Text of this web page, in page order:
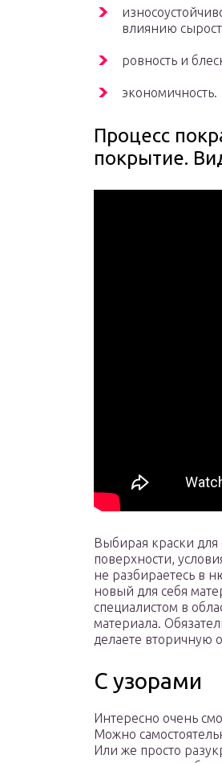
влиянию
ровность и
экономичность.
Процесс
покрытие.
Выбирая краски для
поверхности,
не разбираетесь в
новый для себя
специалистом в
материала.
делаете вторичную
С узорами
Интересно очень
Можно
Или же просто